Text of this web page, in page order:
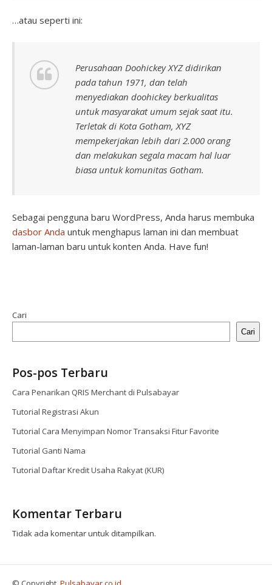
…atau seperti ini:
Perusahaan Doohickey XYZ didirikan
pada tahun 1971, dan telah
menyediakan doohickey berkualitas
untuk masyarakat umum sejak saat itu.
Terletak di Kota Gotham, XYZ
mempekerjakan lebih dari 2.000 orang
dan melakukan segala macam hal luar
biasa untuk komunitas Gotham.
Sebagai pengguna baru WordPress, Anda harus membuka
dasbor Anda untuk menghapus laman ini dan membuat
laman-laman baru untuk konten Anda. Have fun!
Cari
Cari
Pos-pos Terbaru
Cara Penarikan QRIS Merchant di Pulsabayar
Tutorial Registrasi Akun
Tutorial Cara Menyimpan Nomor Transaksi Fitur Favorite
Tutorial Ganti Nama
Tutorial Daftar Kredit Usaha Rakyat (KUR)
Komentar Terbaru
Tidak ada komentar untuk ditampilkan.